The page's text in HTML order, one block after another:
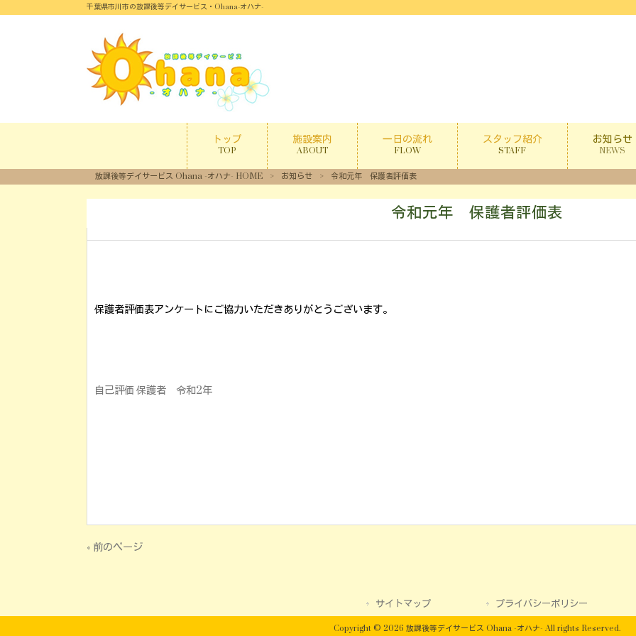
千葉県市川市の放課後等デイサービス・Ohana-オハナ-
トップ
TOP
施設案内
ABOUT
一日の流れ
FLOW
スタッフ紹介
STAFF
お知らせ
NEWS
放課後等デイサービス Ohana -オハナ- HOME > お知らせ > 令和元年 保護者評価表
令和元年 保護者評価表
保護者評価表アンケートにご協力いただきありがとうございます。
自己評価 保護者 令和2年
« 前のページ
サイトマップ プライバシーポリシー
Copyright © 2026 放課後等デイサービス Ohana -オハナ- All rights Reserved.